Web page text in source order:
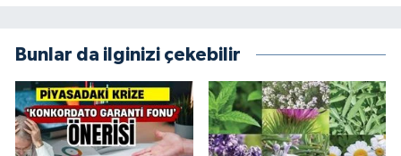
Bunlar da ilginizi çekebilir